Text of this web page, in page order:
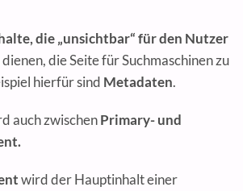
die „unsichtbar“ für den Nutzer
die Seite für Suchmaschinenzu
hierfür sind Metadaten.
auch zwischenPrimary- und
wirdder Hauptinhalt einer